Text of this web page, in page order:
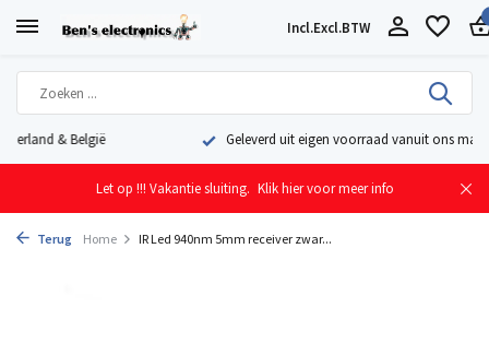
Incl.Excl.BTW
Geleverd uit eigen voorraad vanuit ons magazijn in Nederland
Let op !!! Vakantie sluiting. Klik hier voor meer info
Terug Home IR Led 940nm 5mm receiver zwar...